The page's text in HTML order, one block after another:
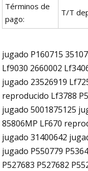
Términos de
pago:
T/T
jugado P160715
Lf9030 2660002
jugado 23526919
reproducido Lf3788
jugado 5001875125
85806MP LF670
jugado 31400642
jugado P550779
P527683 P527682